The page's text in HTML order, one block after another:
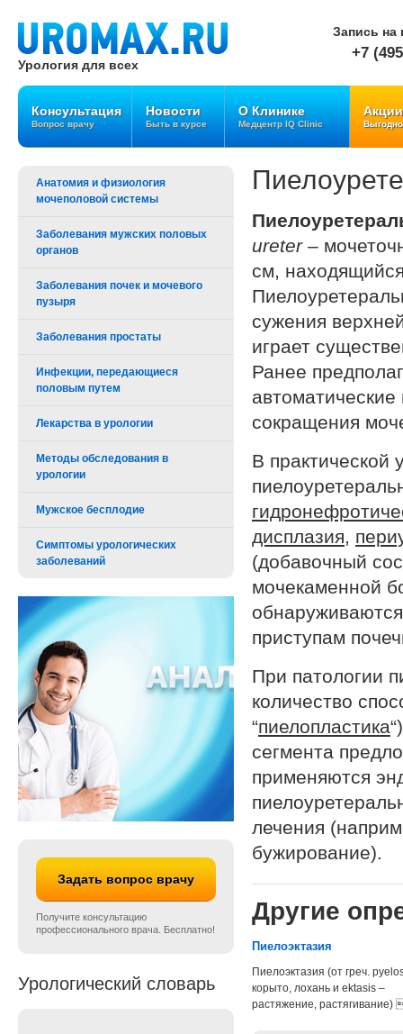
Урология для всех
Запись на
+7
Консультация
Вопрос врачу
Новости
Быть в курсе
О Клинике
Медцентр IQ Clinic
Акции
Анатомия и физиология
мочеполовой системы
Заболевания мужских половых
органов
Заболевания почек и мочевого
пузыря
Заболевания простаты
Инфекции, передающиеся
половым путем
Лекарства в урологии
Методы обследования в
урологии
Мужское бесплодие
Симптомы урологических
заболеваний
Задать вопрос врачу
Получите консультацию
профессионального врача. Бесплатно!
Урологический словарь
ureter–
см,
сужения
играет
Ранее
сокращения
В практической
дисплазия,
(добавочный
мочекаменной
приступам
При патологии
количество
“пиелопластика
сегмента
применяются
лечения
бужирование).
Другие
Пиелоэктазия
Пиелоэктазия (от греч.
корыто, лохань и ektasis –
растяжение, растягивание)